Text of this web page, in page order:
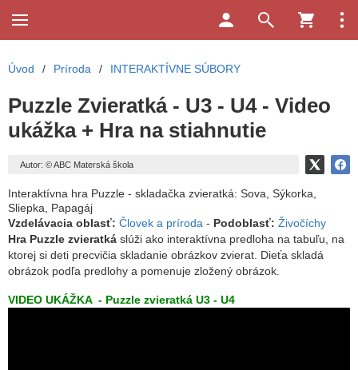
Úvod / Príroda / INTERAKTÍVNE SÚBORY
Puzzle Zvieratká - U3 - U4 - Video
ukážka + Hra na stiahnutie
Autor: © ABC Materská škola
Interaktívna hra Puzzle - skladačka zvieratká: Sova, Sýkorka,
Sliepka, Papagáj
Vzdelávacia oblasť: Človek a príroda - Podoblasť: Živočíchy
Hra Puzzle zvieratká slúži ako interaktívna predloha na tabuľu, na
ktorej si deti precvičia skladanie obrázkov zvierat. Dieťa skladá
obrázok podľa predlohy a pomenuje zložený obrázok.
VIDEO UKÁŽKA - Puzzle zvieratká U3 - U4